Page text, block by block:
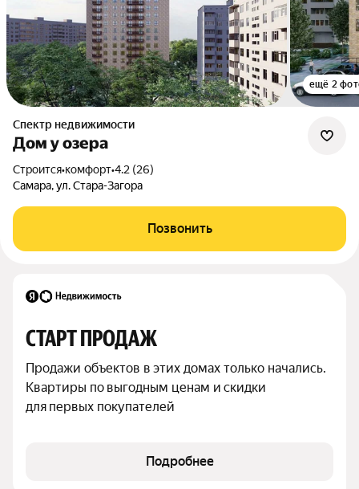
ещё 2
Спектр недвижимости
Дом у озера
Строится•комфорт•4.2 (26)
Самара, ул. Стара-Загора
Позвонить
СТАРТ ПРОДАЖ
Продажи объектов в этих домах только начались.
Квартиры по выгодным ценам и скидки
для первых покупателей
Подробнее